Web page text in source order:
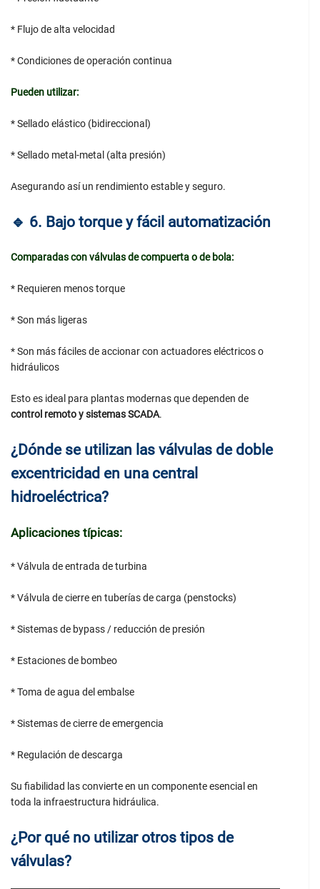
* Flujo de alta velocidad
* Condiciones de operación continua
Pueden utilizar:
* Sellado elástico (bidireccional)
* Sellado metal-metal (alta presión)
Asegurando así un rendimiento estable y seguro.
🔹 6. Bajo torque y fácil automatización
Comparadas con válvulas de compuerta o de bola:
* Requieren menos torque
* Son más ligeras
* Son más fáciles de accionar con actuadores eléctricos o
hidráulicos
Esto es ideal para plantas modernas que dependen de
control remoto y sistemas SCADA.
¿Dónde se utilizan las válvulas de doble
excentricidad en una central
hidroeléctrica?
Aplicaciones típicas:
* Válvula de entrada de turbina
* Válvula de cierre en tuberías de carga (penstocks)
* Sistemas de bypass / reducción de presión
* Estaciones de bombeo
* Toma de agua del embalse
* Sistemas de cierre de emergencia
* Regulación de descarga
Su fiabilidad las convierte en un componente esencial en
toda la infraestructura hidráulica.
¿Por qué no utilizar otros tipos de
válvulas?